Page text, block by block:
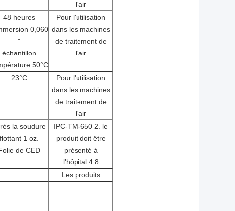
l'air
48 heures
0,060
"
échantillon
50°C
Pour l'utilisation
dans les machines
de traitement de
l'air
23°C
Pour l'utilisation
dans les machines
de traitement de
l'air
la soudure
flottant 1 oz.
de CED
IPC-TM-650 2. le
produit doit être
présenté à
l'hôpital.4.8
Les produits